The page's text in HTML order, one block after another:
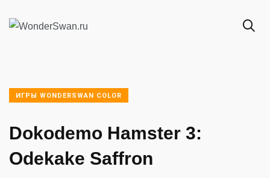
ИГРЫ WONDERSWAN COLOR
Dokodemo Hamster 3:
Odekake Saffron